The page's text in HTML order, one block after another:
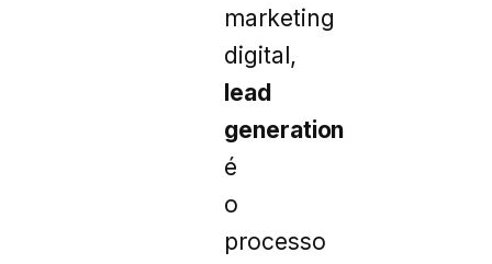
marketing
digital,
lead
generation
é
o
processo